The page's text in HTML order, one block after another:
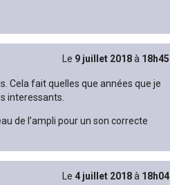
Le 9 juillet 2018à 18h45
Cela fait quelles que années que je
interessants.
de l’ampli pour un son correcte
Le 4 juillet 2018à 18h04